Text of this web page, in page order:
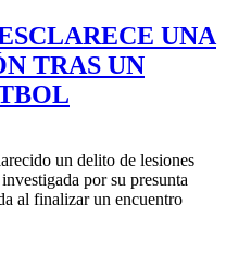
UNA
TRAS UN
un delito de lesiones
por su presunta
al finalizar un encuentro